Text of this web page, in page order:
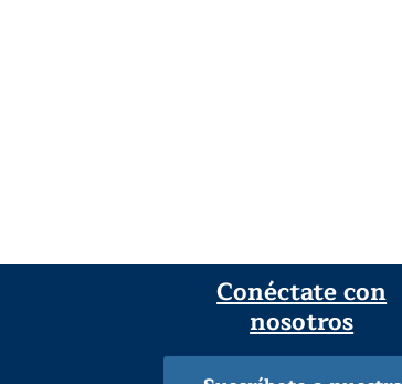
Conéctate con
nosotros